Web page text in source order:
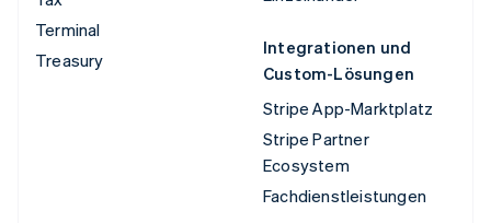
Terminal
Treasury
Integrationen und
Custom-Lösungen
Stripe App-Marktplatz
Stripe Partner
Ecosystem
Fachdienstleistungen